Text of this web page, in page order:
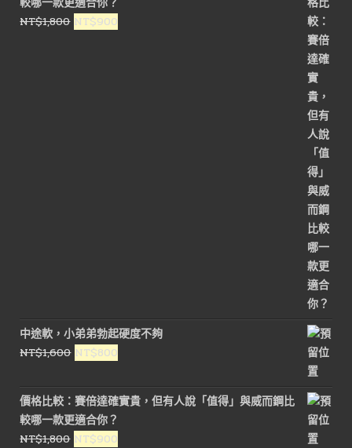
NT$1,800 原
NT$900
中途軟，小弟弟勃起硬度不夠
NT$1,600 原
價
格：
NT$1,600。
NT$800
價
格：
NT$800。
價格比較：賽倍達確實貴，但有人說「值得」與威而鋼比
較哪一款更適合你？
NT$1,800 原
NT$900